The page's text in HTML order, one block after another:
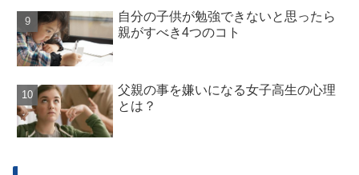
自分の子供が勉強できないと思ったら
親がすべき4つのコト
父親の事を嫌いになる女子高生の心理
とは？